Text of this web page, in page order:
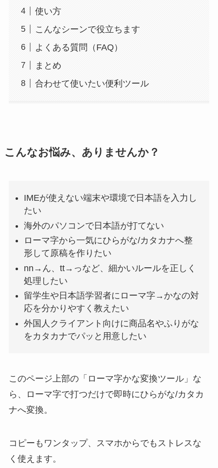
使い方
こんなシーンで役立ちます
よくある質問（FAQ）
まとめ
合わせて使いたい便利ツール
こんなお悩み、ありませんか？
IMEが使えない端末や環境で日本語を入力し
たい
海外のパソコンで日本語が打てない
ローマ字から一気にひらがな/カタカナへ整
形して原稿を作りたい
nn→ん、tt→っなど、細かいルールを正しく
処理したい
留学生や日本語学習者にローマ字→かなの対
応を分かりやすく教えたい
外国人クライアント向けに商品名やふりがな
をカタカナでパッと用意したい
このページ上部の「ローマ字かな変換ツール」な
ら、ローマ字で打つだけで即時にひらがな/カタカ
ナへ変換。
コピーもワンタップ、スマホからでもストレスな
く使えます。